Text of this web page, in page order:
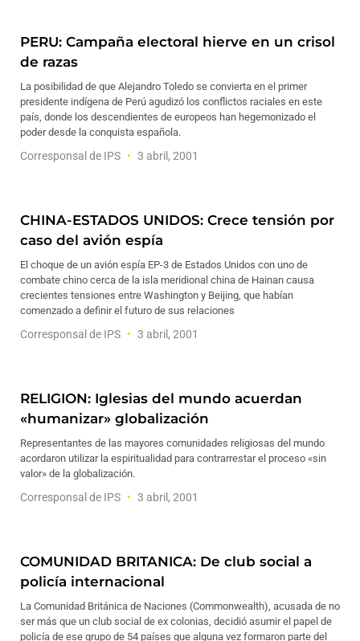
PERU: Campaña electoral hierve en un crisol
de razas
La posibilidad de que Alejandro Toledo se convierta en el primer
presidente indígena de Perú agudizó los conflictos raciales en este
país, donde los descendientes de europeos han hegemonizado el
poder desde la conquista española.
Corresponsal de IPS 3 abril, 2001
CHINA-ESTADOS UNIDOS: Crece tensión por
caso del avión espía
El choque de un avión espía EP-3 de Estados Unidos con uno de
combate chino cerca de la isla meridional china de Hainan causa
crecientes tensiones entre Washington y Beijing, que habían
comenzado a definir el futuro de sus relaciones
Corresponsal de IPS 3 abril, 2001
RELIGION: Iglesias del mundo acuerdan
«humanizar» globalización
Representantes de las mayores comunidades religiosas del mundo
acordaron utilizar la espiritualidad para contrarrestar el proceso «sin
valor» de la globalización.
Corresponsal de IPS 3 abril, 2001
COMUNIDAD BRITANICA: De club social a
policía internacional
La Comunidad Británica de Naciones (Commonwealth), acusada de no
ser más que un club social de ex colonias, decidió asumir el papel de
policía de ese grupo de 54 países que alguna vez formaron parte del